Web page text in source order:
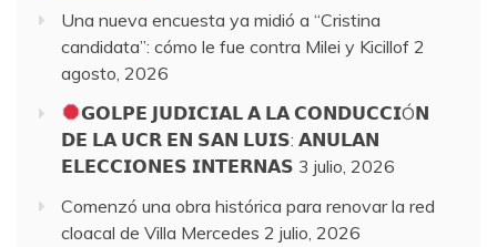
Una nueva encuesta ya midió a “Cristina
candidata”: cómo le fue contra Milei y Kicillof 2
agosto, 2026
𝗚𝗢𝗟𝗣𝗘 𝗝𝗨𝗗𝗜𝗖𝗜𝗔𝗟 𝗔 𝗟𝗔 𝗖𝗢𝗡𝗗𝗨𝗖𝗖𝗜Ó𝗡
𝗗𝗘 𝗟𝗔 𝗨𝗖𝗥 𝗘𝗡 𝗦𝗔𝗡 𝗟𝗨𝗜𝗦: 𝗔𝗡𝗨𝗟𝗔𝗡
𝗘𝗟𝗘𝗖𝗖𝗜𝗢𝗡𝗘𝗦 𝗜𝗡𝗧𝗘𝗥𝗡𝗔𝗦 3 julio, 2026
Comenzó una obra histórica para renovar la red
cloacal de Villa Mercedes 2 julio, 2026